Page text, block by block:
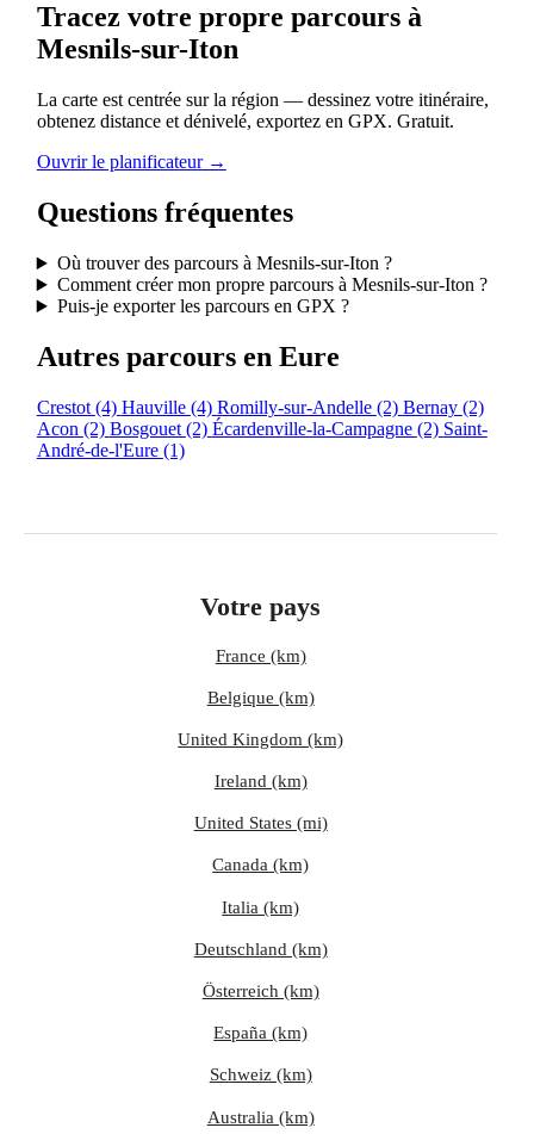
Tracez votre propre parcours à
Mesnils-sur-Iton
La carte est centrée sur la région — dessinez votre itinéraire,
obtenez distance et dénivelé, exportez en GPX. Gratuit.
Ouvrir le planificateur →
Questions fréquentes
Où trouver des parcours à Mesnils-sur-Iton ?
Comment créer mon propre parcours à Mesnils-sur-Iton ?
Puis-je exporter les parcours en GPX ?
Autres parcours en Eure
Crestot (4) Hauville (4) Romilly-sur-Andelle (2) Bernay (2)
Acon (2) Bosgouet (2) Écardenville-la-Campagne (2) Saint-
André-de-l'Eure (1)
Votre pays
France (km)
Belgique (km)
United Kingdom (km)
Ireland (km)
United States (mi)
Canada (km)
Italia (km)
Deutschland (km)
Österreich (km)
España (km)
Schweiz (km)
Australia (km)